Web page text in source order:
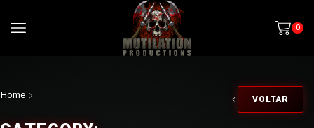
0
VOLTAR
Home